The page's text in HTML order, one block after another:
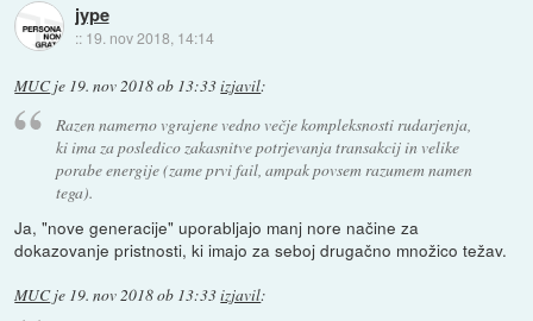
jype
:: 19. nov 2018, 14:14
MUCje 19. nov 2018 ob 13:33izjavil:
Razen namerno vgrajene vedno večje kompleksnosti rudarjenja,
ki ima za posledico zakasnitve potrjevanja transakcij in velike
porabe energije (zame prvi fail, ampak povsem razumem namen
tega).
Ja, "nove generacije" uporabljajo manj nore načine za
dokazovanje pristnosti, ki imajo za seboj drugačno množico težav.
MUCje 19. nov 2018 ob 13:33izjavil: